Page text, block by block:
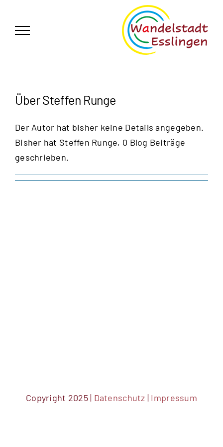
springen
ÜberSteffen Runge
Der Autor hat bisher keine Details angegeben.
Bisher hat Steffen Runge, 0 Blog Beiträge
geschrieben.
Copyright 2025 | Datenschutz | Impressum